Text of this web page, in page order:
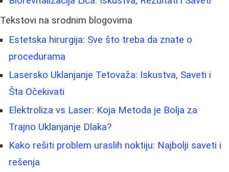
Tekstovi na srodnim blogovima
Estetska hirurgija: Sve što treba da znate o
procedurama
Lasersko Uklanjanje Tetovaža: Iskustva, Saveti i
Šta Očekivati
Elektroliza vs Laser: Koja Metoda je Bolja za
Trajno Uklanjanje Dlaka?
Kako rešiti problem uraslih noktiju: Najbolji saveti i
rešenja